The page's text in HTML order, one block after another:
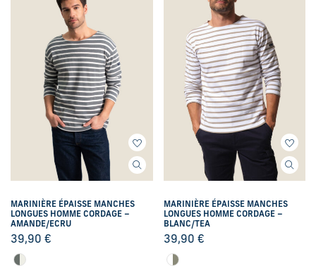
MARINIÈRE ÉPAISSE MANCHES
LONGUES HOMME CORDAGE –
AMANDE/ECRU
39,90 €
MARINIÈRE ÉPAISSE MANCHES
LONGUES HOMME CORDAGE –
BLANC/TEA
39,90 €